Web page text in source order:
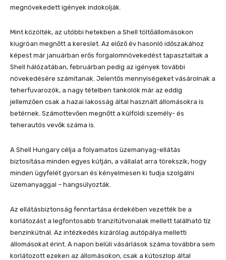
megnövekedett igények indokolják.
Mint közölték, az utóbbi hetekben a Shell töltőállomásokon
kiugróan megnőtt a kereslet. Az előző év hasonló időszakához
képest már januárban erős forgalomnövekedést tapasztaltak a
Shell hálózatában, februárban pedig az igények további
növekedésére számítanak. Jelentős mennyiségeket vásárolnak a
teherfuvarozók, a nagy tételben tankolók már az eddig
jellemzően csak a hazai lakosság által használt állomásokra is
betérnek. Számottevően megnőtt a külföldi személy- és
teherautós vevők száma is.
A Shell Hungary célja a folyamatos üzemanyag-ellátás
biztosítása minden egyes kútján, a vállalat arra törekszik, hogy
minden ügyfelét gyorsan és kényelmesen ki tudja szolgálni
üzemanyaggal – hangsúlyozták.
Az ellátásbiztonság fenntartása érdekében vezették be a
korlátozást a legfontosabb tranzitútvonalak mellett található tíz
benzinkútnál. Az intézkedés kizárólag autópálya melletti
állomásokat érint. A napon belüli vásárlások száma továbbra sem
korlátozott ezeken az állomásokon, csak a kútoszlop által